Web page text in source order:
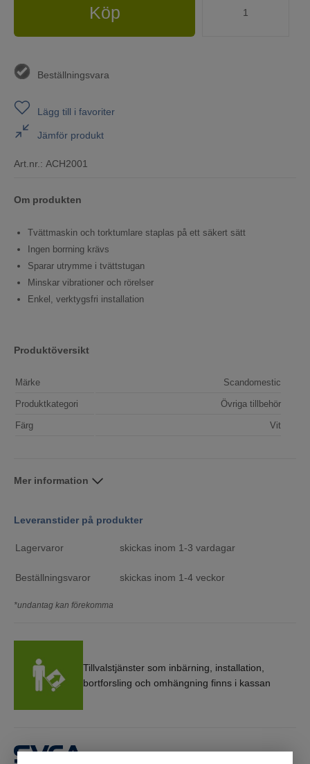
Köp
Beställningsvara
Lägg till i favoriter
Jämför produkt
Art.nr.: ACH2001
Om produkten
Tvättmaskin och torktumlare staplas på ett säkert sätt
Ingen borrning krävs
Sparar utrymme i tvättstugan
Minskar vibrationer och rörelser
Enkel, verktygsfri installation
Produktöversikt
Märke Scandomestic
Produktkategori Övriga tillbehör
Färg Vit
Mer information
Leveranstider på produkter
Lagervaror skickas inom 1-3 vardagar
Beställningsvaror skickas inom 1-4 veckor
*undantag kan förekomma
Tillvalstjänster som inbärning, installation,
bortforsling och omhängning finns i kassan